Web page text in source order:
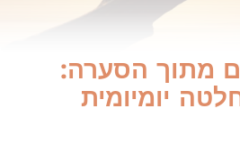
מתוך הסערה:
יומיומית